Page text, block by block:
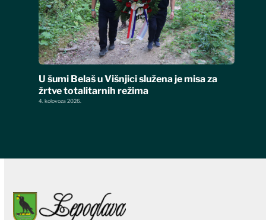
U šumi Belaš u Višnjici služena je misa za
žrtve totalitarnih režima
4. kolovoza 2026.